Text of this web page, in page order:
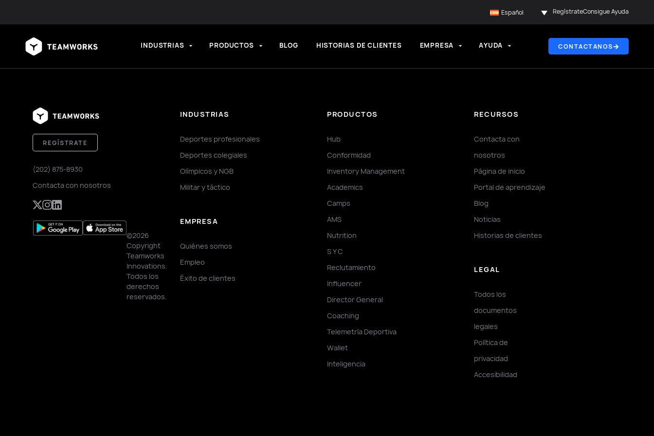
Español RegístrateConsigue Ayuda
INDUSTRIAS PRODUCTOS BLOG HISTORIAS DE CLIENTES EMPRESA AYUDA CONTACTANOS
REGÍSTRATE
(202) 875-8930
Contacta con nosotros
©2026
Copyright
Teamworks
Innovations.
Todos los
derechos
reservados.
INDUSTRIAS
Deportes profesionales
Deportes colegiales
Olímpicos y NGB
Militar y táctico
EMPRESA
Quiénes somos
Empleo
Éxito de clientes
PRODUCTOS
Hub
Conformidad
Inventory Management
Academics
Camps
AMS
Nutrition
S Y C
Reclutamiento
Influencer
Director General
Coaching
Telemetría Deportiva
Wallet
Inteligencia
RECURSOS
Contacta con
nosotros
Página de inicio
Portal de aprendizaje
Blog
Noticias
Historias de clientes
LEGAL
Todos los
documentos
legales
Política de
privacidad
Accesibilidad